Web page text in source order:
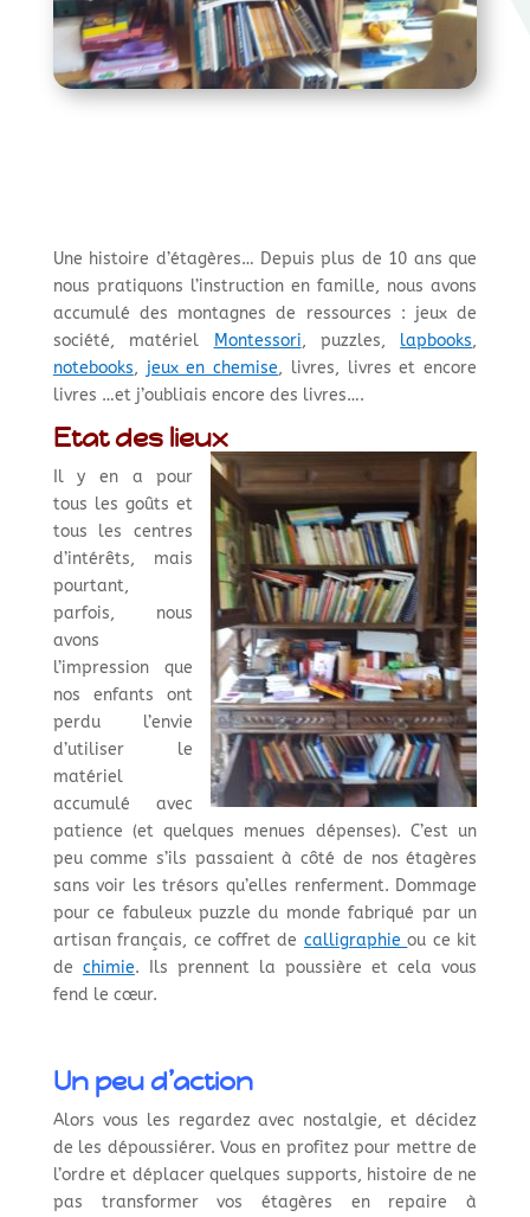
Une histoire d’étagères… Depuis plus de 10 ans que
nous pratiquons l’instruction en famille, nous avons
accumulé des montagnes de ressources : jeux de
société, matériel
Montessori, puzzles, lapbooks,
notebooks, jeux en chemise, livres, livres et encore
livres …et j’oubliais encore des livres….
Etat des lieux
Il y en a pour
tous les goûts et
tous les centres
d’intérêts, mais
pourtant,
parfois, nous
avons
l’impression que
nos enfants ont
perdu l’envie
d’utiliser le
matériel
accumulé avec
patience (et quelques menues dépenses). C’est un
peu comme s’ils passaient à côté de nos étagères
sans voir les trésors qu’elles renferment. Dommage
pour ce fabuleux puzzle du monde fabriqué par un
artisan français, ce coffret de calligraphieou ce kit
de chimie. Ils prennent la poussière et cela vous
fend le cœur.
Un peu d’action
Alors vous les regardez avec nostalgie, et décidez
de les dépoussiérer. Vous en profitez pour mettre de
l’ordre et déplacer quelques supports, histoire de ne
pas transformer vos étagères en repaire à